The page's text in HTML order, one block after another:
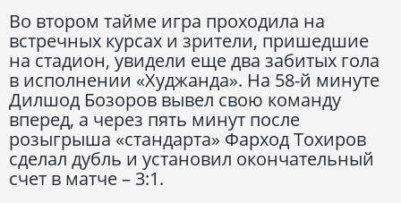
Во втором тайме игра проходила на
встречных курсах и зрители, пришедшие
на стадион, увидели еще два забитых гола
в исполнении «Худжанда». На 58-й минуте
Дилшод Бозоров вывел свою команду
вперед, а через пять минут после
розыгрыша «стандарта» Фарход Тохиров
сделал дубль и установил окончательный
счет в матче – 3:1.